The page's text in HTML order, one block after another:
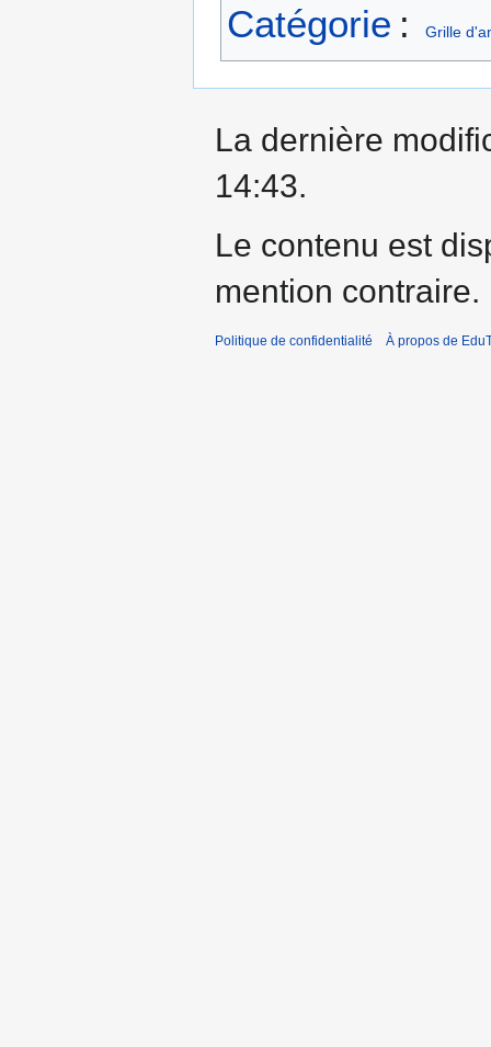
Catégorie : Grille
La dernière
14:43.
Le contenu est
mention contraire.
Politique de confidentialité À propos de